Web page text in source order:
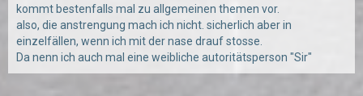
kommt bestenfalls mal zu allgemeinen themen vor.
also, die anstrengung mach ich nicht. sicherlich aber in
einzelfällen, wenn ich mit der nase drauf stosse.
Da nenn ich auch mal eine weibliche autoritätsperson "Sir"